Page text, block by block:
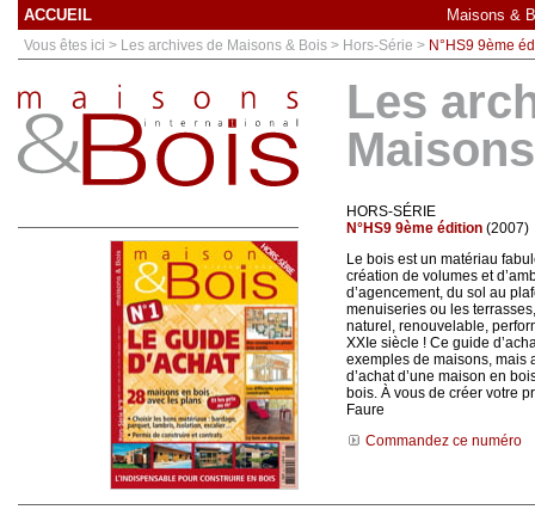
ACCUEIL Maisons &
Vous êtes ici > Les archives de Maisons & Bois > Hors-Série > N°HS9 9ème
Les
HORS-SÉRIE
N°HS9 9ème édition (2007)
Le bois est un matériau
création de volumes et
d’agencement, du sol au
menuiseries ou les
naturel, renouvelable,
XXIe siècle ! Ce guide
exemples de maisons, mais
d’achat d’une maison en
bois. À vous de créer votre
Faure
Commandez ce numéro